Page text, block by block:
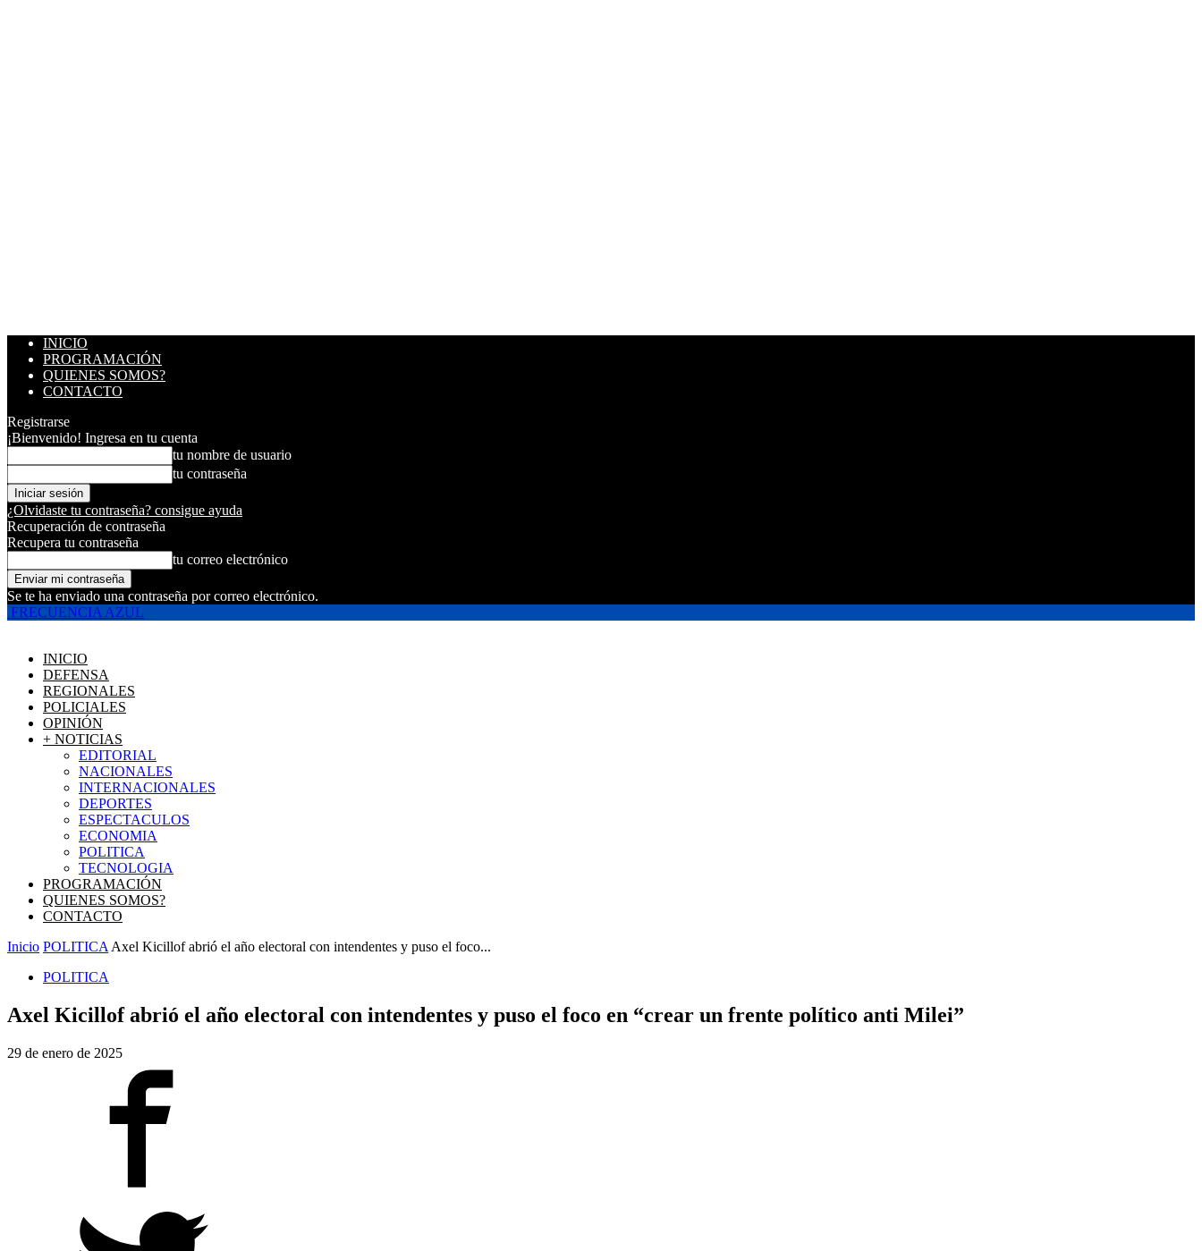
INICIO
PROGRAMACIÓN
QUIENES SOMOS?
CONTACTO
Registrarse
¡Bienvenido! Ingresa en tu cuenta
tu nombre de usuario
tu contraseña
¿Olvidaste tu contraseña? consigue ayuda
Recuperación de contraseña
Recupera tu contraseña
tu correo electrónico
Se te ha enviado una contraseña por correo electrónico.
FRECUENCIA AZUL
INICIO
DEFENSA
REGIONALES
POLICIALES
OPINIÓN
+ NOTICIAS
EDITORIAL
NACIONALES
INTERNACIONALES
DEPORTES
ESPECTACULOS
ECONOMIA
POLITICA
TECNOLOGIA
PROGRAMACIÓN
QUIENES SOMOS?
CONTACTO
Inicio POLITICA Axel Kicillof abrió el año electoral con intendentes y puso el foco...
POLITICA
Axel Kicillof abrió el año electoral con intendentes y puso el foco en “crear un frente político anti Milei”
29 de enero de 2025